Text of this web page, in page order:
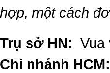
hợp, một cách
Trụ sở HN: Vua
Chi nhánh HCM: